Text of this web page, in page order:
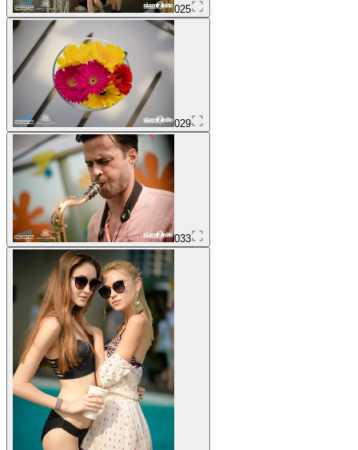
025
029
033